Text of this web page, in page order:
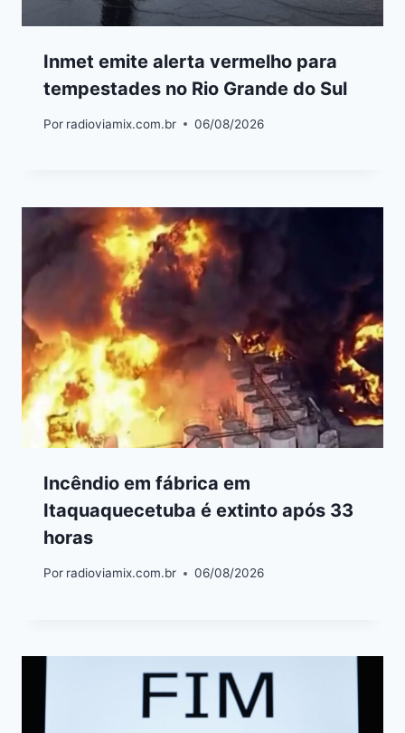
Inmet emite alerta vermelho para
tempestades no Rio Grande do Sul
Por radioviamix.com.br 06/08/2026
Incêndio em fábrica em
Itaquaquecetuba é extinto após 33
horas
Por radioviamix.com.br 06/08/2026